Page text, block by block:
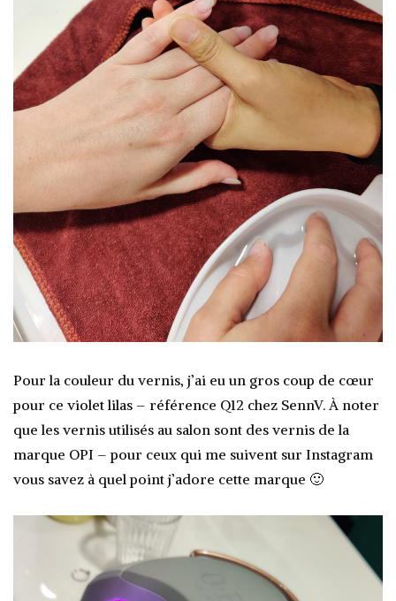
Pour la couleur du vernis, j’ai eu un gros coup de cœur
pour ce violet lilas – référence Q12 chez SennV. À noter
que les vernis utilisés au salon sont des vernis de la
marque OPI – pour ceux qui me suivent sur Instagram
vous savez à quel point j’adore cette marque 🙂